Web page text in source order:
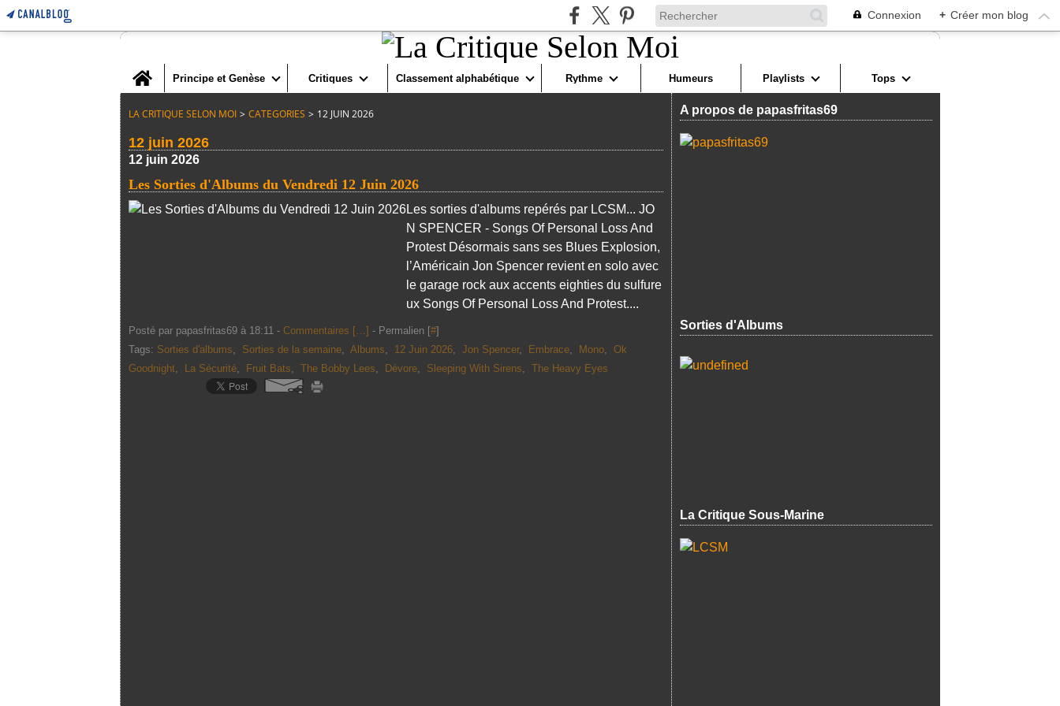
Connexion + Créer mon blog
Home
Principe et Genèse Critiques Classement alphabétique Rythme Humeurs Playlists Tops
LA CRITIQUE SELON MOI > CATEGORIES > 12 JUIN 2026
12 juin 2026
12 juin 2026
Les Sorties d'Albums du Vendredi 12 Juin 2026
Les sorties d'albums repérés par LCSM... JO
N SPENCER - Songs Of Personal Loss And
Protest Désormais sans ses Blues Explosion,
l’Américain Jon Spencer revient en solo avec
le garage rock aux accents eighties du sulfure
ux Songs Of Personal Loss And Protest....
Posté par papasfritas69 à 18:11 - Commentaires […] - Permalien [#]
Tags: Sorties d'albums, Sorties de la semaine, Albums, 12 Juin 2026, Jon Spencer, Embrace, Mono, Ok
Goodnight, La Sécurité, Fruit Bats, The Bobby Lees, Dévore, Sleeping With Sirens, The Heavy Eyes
A propos de papasfritas69
Sorties d'Albums
La Critique Sous-Marine